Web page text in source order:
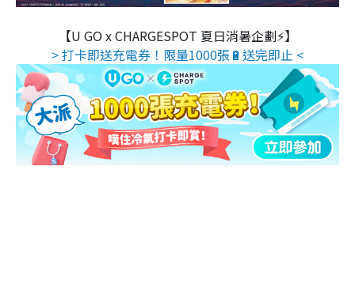
【U GO x CHARGESPOT 夏日消暑企劃⚡】
> 打卡即送充電券！限量1000張🔋送完即止 <